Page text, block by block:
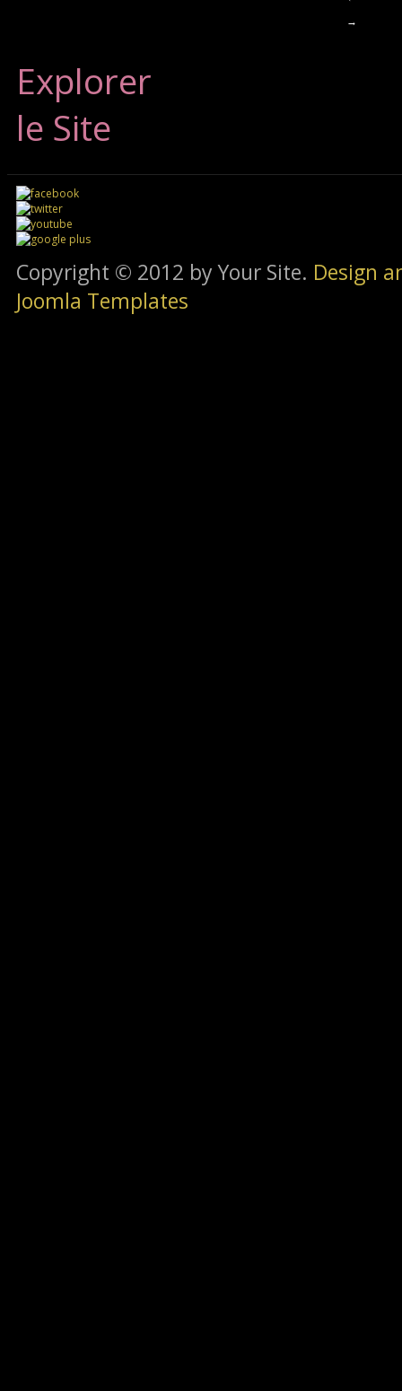
→
Explorer
le Site
Copyright © 2012 by Your Site. Design
Joomla Templates